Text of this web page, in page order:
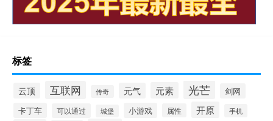
标签
云顶 互联网 传奇 元气 元素 光芒
剑网
卡丁车
可以通过 城堡 小游戏 属性 开原 手机